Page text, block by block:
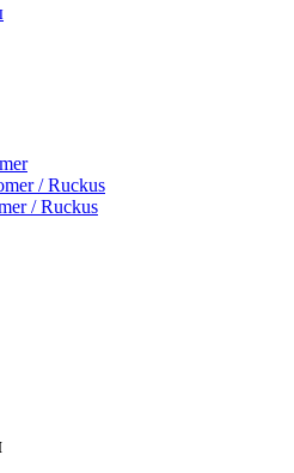
/ Ruckus
/ Ruckus